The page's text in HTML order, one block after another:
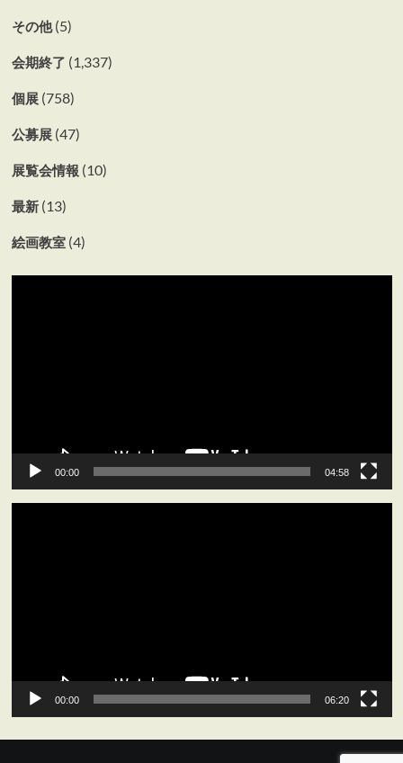
その他(5)
会期終了 (1,337)
個展(758)
公募展(47)
展覧会情報 (10)
最新(13)
絵画教室(4)
00:00 04:58
00:00 06:20